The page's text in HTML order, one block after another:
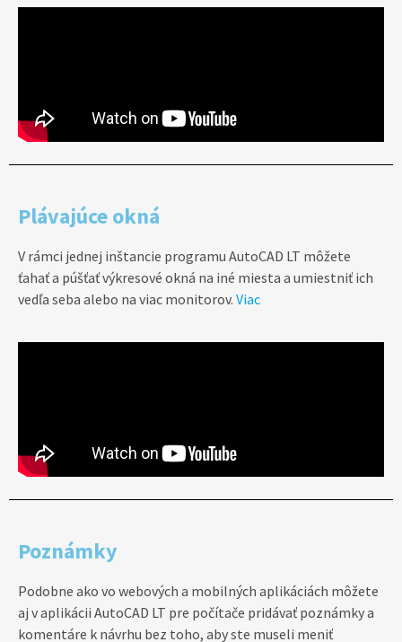
Plávajúce okná
V rámci jednej inštancie programu AutoCAD LT môžete
ťahať a púšťať výkresové okná na iné miesta a umiestniť ich
vedľa seba alebo na viac monitorov. Viac
Poznámky
Podobne ako vo webových a mobilných aplikáciách môžete
aj v aplikácii AutoCAD LT pre počítače pridávať poznámky a
komentáre k návrhu bez toho, aby ste museli meniť